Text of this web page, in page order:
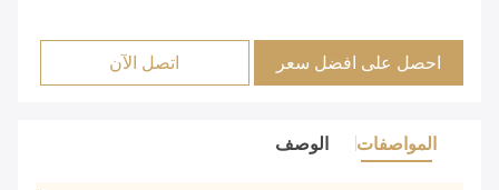
احصل على افضل سعر اتصل الآن
المواصفات الوصف